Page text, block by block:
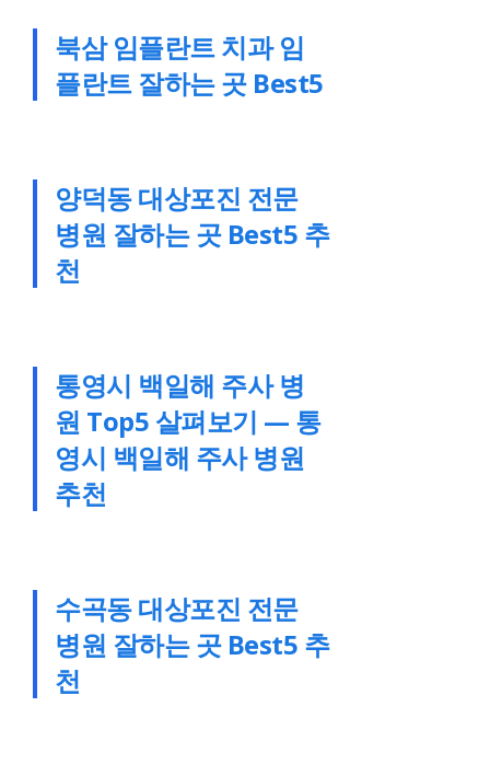
북삼 임플란트 치과 임
플란트 잘하는 곳 Best5
양덕동 대상포진 전문
병원 잘하는 곳 Best5 추
천
통영시 백일해 주사 병
원 Top5 살펴보기 — 통
영시 백일해 주사 병원
추천
수곡동 대상포진 전문
병원 잘하는 곳 Best5 추
천